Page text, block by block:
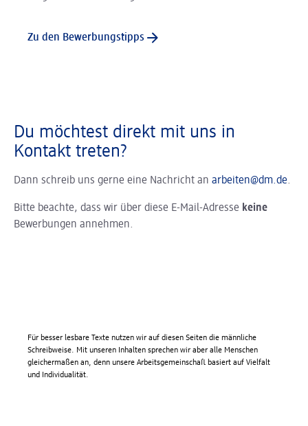
Zu den Bewerbungstipps
Du möchtest direkt mit uns in
Kontakt treten?
Dann schreib uns gerne eine Nachricht an arbeiten@dm.de.
Bitte beachte, dass wir über diese E-Mail-Adresse keine
Bewerbungen annehmen.
Für besser lesbare Texte nutzen wir auf diesen Seiten die männliche
Schreibweise. Mit unseren Inhalten sprechen wir aber alle Menschen
gleichermaßen an, denn unsere Arbeitsgemeinschaft basiert auf Vielfalt
und Individualität.